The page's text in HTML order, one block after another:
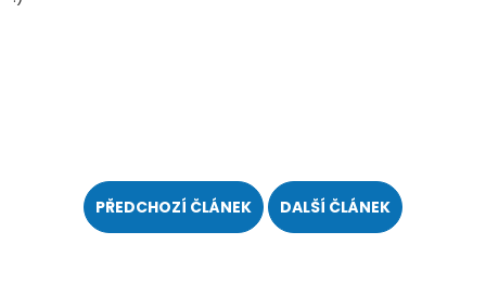
PŘEDCHOZÍ ČLÁNEK DALŠÍ ČLÁNEK
Doprava a platby Prodejna Blog a návody